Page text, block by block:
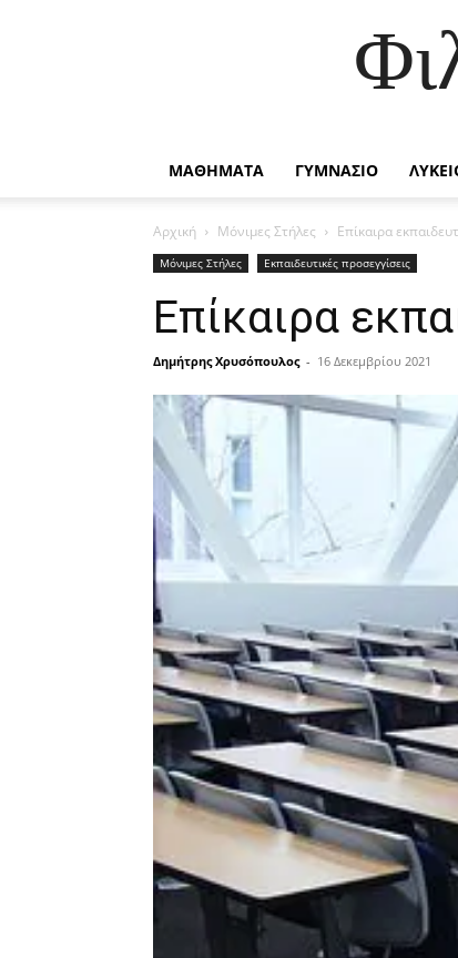
ΜΑΘΗΜΑΤΑ ΓΥΜΝΑΣΙΟ
Αρχική Μόνιμες Στήλες Επίκαιρα
Μόνιμες Στήλες Εκπαιδευτικές προσεγγίσεις
Επίκαιρα
Δημήτρης Χρυσόπουλος - 16 Δεκεμβρίου 2021